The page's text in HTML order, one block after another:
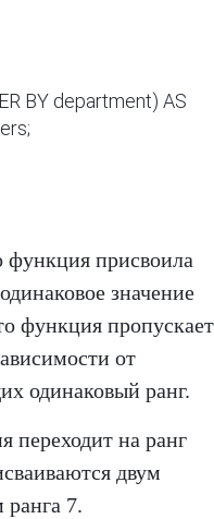
BY department) AS
функция присвоила
значение
функция пропускает
от
одинаковый ранг.
переходит на ранг
двум
ранга 7.